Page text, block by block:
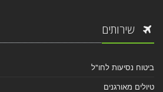
שירותים
ביטוח נסיעות לחו"ל
טיולים מאורגנים